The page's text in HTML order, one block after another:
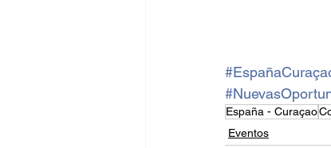
España - Curaçao
Eventos